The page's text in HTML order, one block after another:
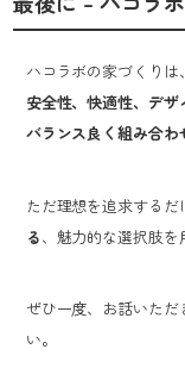
ハコラボの家づくりは、
安全性、快適性、デザ
バランス良く組み合わ
ただ理想を追求するだ
る、魅力的な選択肢を
ぜひ一度、お話いただ
い。